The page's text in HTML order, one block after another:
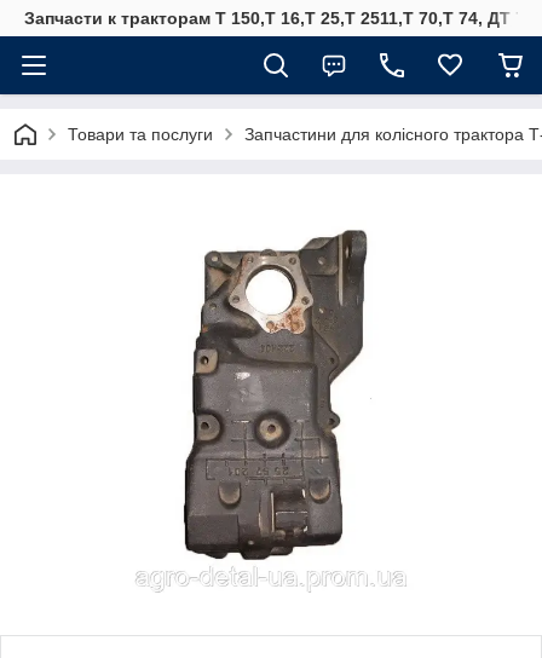
Запчасти к тракторам Т 150,Т 16,Т 25,Т 2511,Т 70,Т 74, ДТ
Товари та послуги Запчастини для колісного